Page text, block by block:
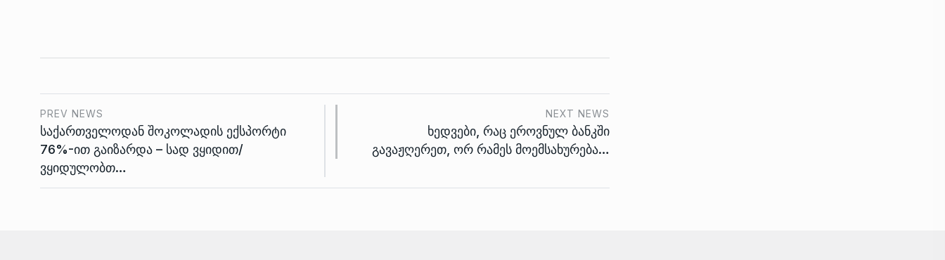
PREV NEWS
საქართველოდან შოკოლადის ექსპორტი
76%-ით გაიზარდა – სად ვყიდით/
ვყიდულობთ…
NEXT NEWS
ხედვები, რაც ეროვნულ ბანკში
გავაჟღერეთ, ორ რამეს მოემსახურება…